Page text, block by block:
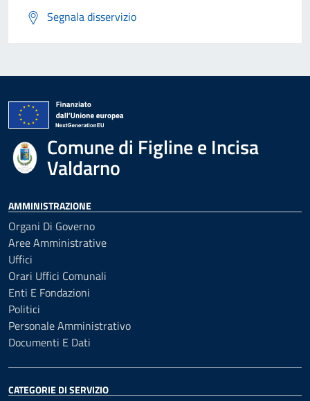
Segnala disservizio
Comune di Figline e Incisa
Valdarno
AMMINISTRAZIONE
Organi Di Governo
Aree Amministrative
Uffici
Orari Uffici Comunali
Enti E Fondazioni
Politici
Personale Amministrativo
Documenti E Dati
CATEGORIE DI SERVIZIO